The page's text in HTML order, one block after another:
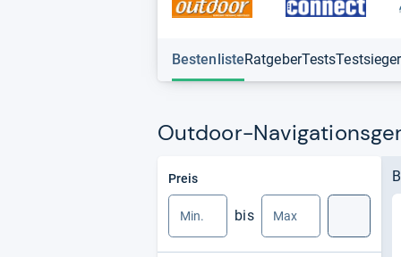
BestenlisteRatgeberTestsTestsieger
Outdoor-
Preis
bis